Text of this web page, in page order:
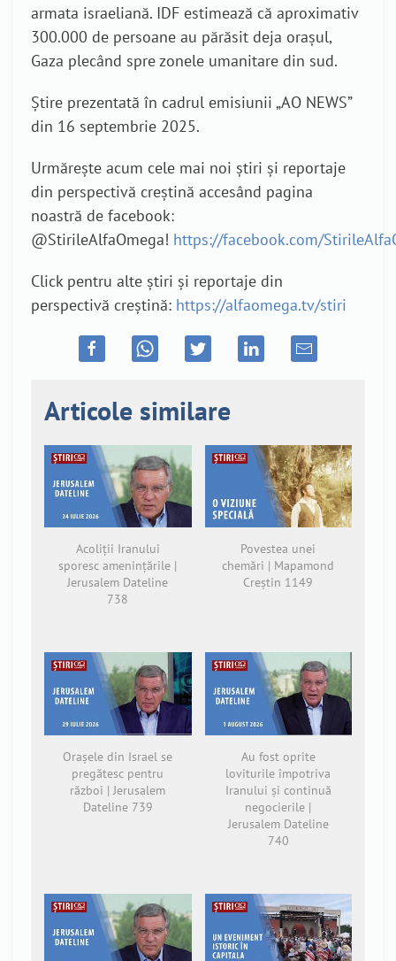
armata israeliană. IDF estimează că aproximativ
300.000 de persoane au părăsit deja orașul,
Gaza plecând spre zonele umanitare din sud.
Știre prezentată în cadrul emisiunii „AO NEWS”
din 16 septembrie 2025.
Urmărește acum cele mai noi știri și reportaje
din perspectivă creștină accesând pagina
noastră de facebook:
@StirileAlfaOmega! https://facebook.com/
Click pentru alte știri și reportaje din
perspectivă creștină: https://alfaomega.tv/stiri
Articole similare
Acoliții Iranului
sporesc amenințările |
Jerusalem Dateline
738
Povestea unei
chemări | Mapamond
Creștin 1149
Orașele din Israel se
pregătesc pentru
război | Jerusalem
Dateline 739
Au fost oprite
loviturile împotriva
Iranului și continuă
negocierile |
Jerusalem Dateline
740